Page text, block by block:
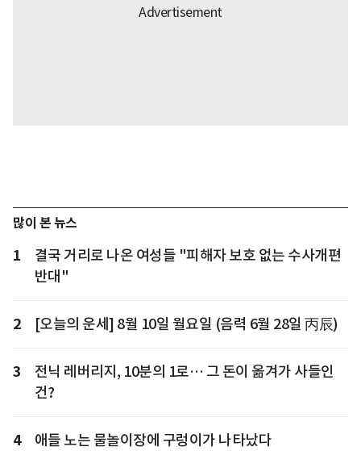
많이 본 뉴스
1
결국 거리로 나온 여성들 "피해자 보호 없는 수사개편
반대"
2 [오늘의 운세] 8월 10일 월요일 (음력 6월 28일 丙辰)
3
전닉 레버리지, 10분의 1로… 그 돈이 옮겨가 사들인
건?
4 애들 노는 물놀이장에 구렁이가 나타났다